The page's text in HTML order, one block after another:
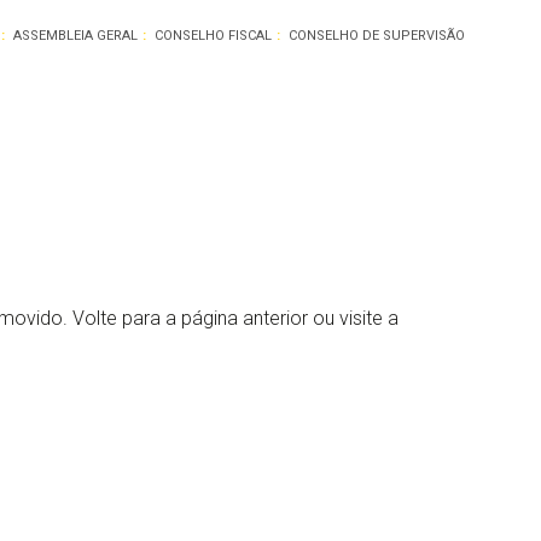
ASSEMBLEIA GERAL CONSELHO FISCAL CONSELHO DE SUPERVISÃO
Volte para a página anterior ou visite a